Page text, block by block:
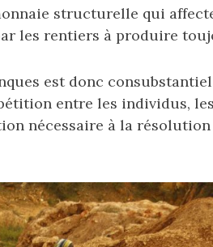
structurelle qui
les rentiers à produire
est donc
entre les individus,
nécessaire à la résolution